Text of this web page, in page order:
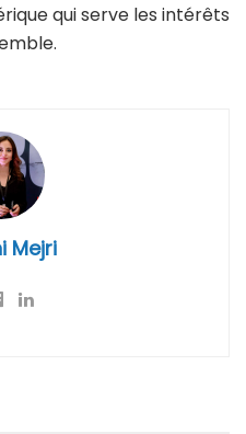
qui serve les intérêts
Mejri